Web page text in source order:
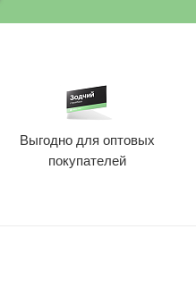
Выгодно для оптовых
покупателей